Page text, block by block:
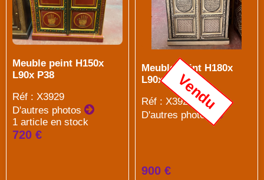
Meuble peint H150x
L90x P38
Réf : X3929
D'autres photos
1 article en stock
720 €
Meuble peint H180x
L90x P38
Réf : X3927
D'autres photos
Vendu
900 €